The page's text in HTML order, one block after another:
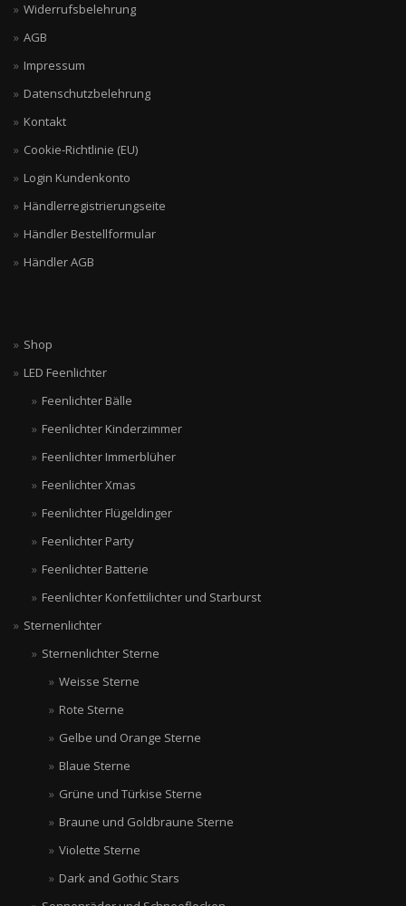
Widerrufsbelehrung
AGB
Impressum
Datenschutzbelehrung
Kontakt
Cookie-Richtlinie (EU)
Login Kundenkonto
Händlerregistrierungseite
Händler Bestellformular
Händler AGB
Shop
LED Feenlichter
Feenlichter Bälle
Feenlichter Kinderzimmer
Feenlichter Immerblüher
Feenlichter Xmas
Feenlichter Flügeldinger
Feenlichter Party
Feenlichter Batterie
Feenlichter Konfettilichter und Starburst
Sternenlichter
Sternenlichter Sterne
Weisse Sterne
Rote Sterne
Gelbe und Orange Sterne
Blaue Sterne
Grüne und Türkise Sterne
Braune und Goldbraune Sterne
Violette Sterne
Dark and Gothic Stars